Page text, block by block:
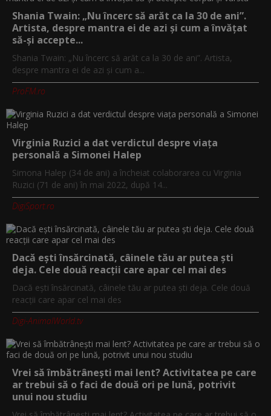
Shania Twain: „Nu încerc să arăt ca la 30 de ani”.
Artista, despre mantra ei de azi și cum a învățat
să-și accepte...
Shania Twain: „Nu încerc să arăt ca la 30 de ani”. Artista,
despre mantra ei de azi și cum a...
ProFM.ro
Virginia Ruzici a dat verdictul despre viața
personală a Simonei Halep
Simona Halep (34 de ani) a încheiat colaborarea cu Virginia
Ruzici (71 de ani) în mai 2022, după 14...
DigiSport.ro
Dacă ești însărcinată, câinele tău ar putea ști
deja. Cele două reacții care apar cel mai des
Dacă ești însărcinată, câinele tău ar putea ști deja. Cele două
reacții care apar cel mai des
Digi-AnimalWorld.tv
Vrei să îmbătrânești mai lent? Activitatea pe care
ar trebui să o faci de două ori pe lună, potrivit
unui nou studiu